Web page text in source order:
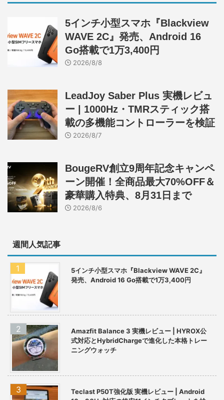
5インチ小型スマホ『Blackview
WAVE 2C』発売、Android 16
Go搭載で1万3,400円
2026/8/8
LeadJoy Saber Plus 実機レビュ
ー | 1000Hz・TMRスティック搭
載の多機能コントローラーを検証
2026/8/7
BougeRV創立9周年記念キャンペ
ーン開催！全商品最大70%OFF＆
豪華購入特典、8月31日まで
2026/8/6
週間人気記事
5インチ小型スマホ『Blackview WAVE 2C』
発売、Android 16 Go搭載で1万3,400円
Amazfit Balance 3 実機レビュー | HYROX公
式対応とHybridChargeで進化した本格トレー
ニングウォッチ
Teclast P50T強化版 実機レビュー | Android